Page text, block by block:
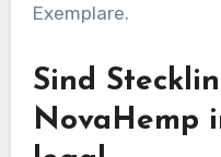
Exemplare.
Sind
NovaHemp